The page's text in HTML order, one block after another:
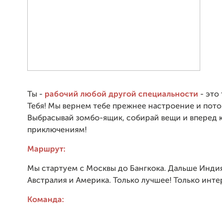
Ты - рабочий любой другой специальности - это
Тебя! Мы вернем тебе прежнее настроение и
Выбрасывай зомбо-ящик, собирай вещи и вперед
приключениям!
Маршрут:
Мы стартуем с Москвы до Бангкока. Дальше
Австралия и Америка. Только лучшее! Только
Команда: